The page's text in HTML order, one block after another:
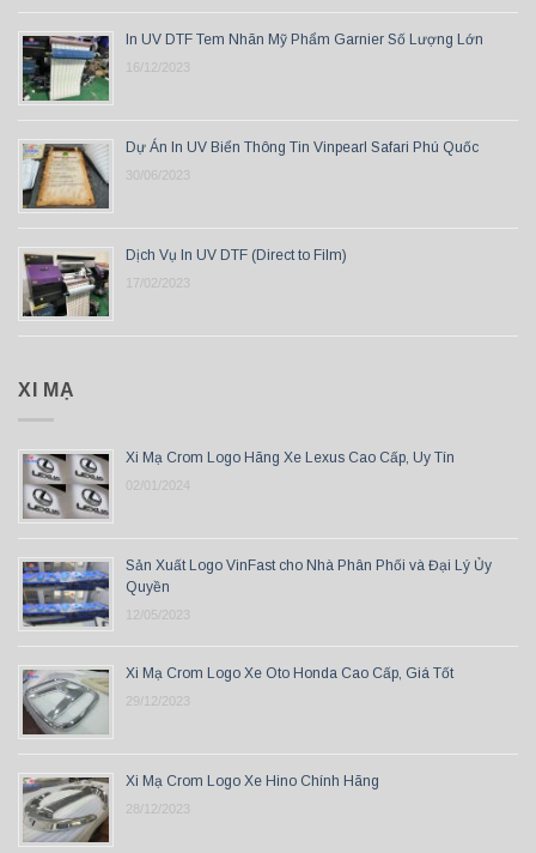
In UV DTF Tem Nhãn Mỹ Phẩm Garnier Số Lượng Lớn
16/12/2023
Dự Án In UV Biển Thông Tin Vinpearl Safari Phú Quốc
30/06/2023
Dịch Vụ In UV DTF (Direct to Film)
17/02/2023
XI MẠ
Xi Mạ Crom Logo Hãng Xe Lexus Cao Cấp, Uy Tín
02/01/2024
Sản Xuất Logo VinFast cho Nhà Phân Phối và Đại Lý Ủy
Quyền
12/05/2023
Xi Mạ Crom Logo Xe Oto Honda Cao Cấp, Giá Tốt
29/12/2023
Xi Mạ Crom Logo Xe Hino Chính Hãng
28/12/2023